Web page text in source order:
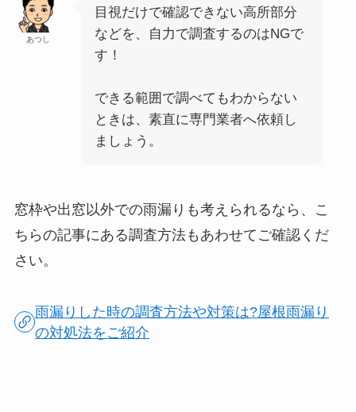
あつし
目視だけで確認できない高所部分
などを、自力で調査するのはNGで
す！
できる範囲で調べてもわからない
ときは、素直に専門業者へ依頼し
ましょう。
窓枠や出窓以外での雨漏りも考えられるなら、こ
ちらの記事にある調査方法もあわせてご確認くだ
さい。
雨漏りした時の調査方法や対策は?屋根雨漏り
の対処法をご紹介